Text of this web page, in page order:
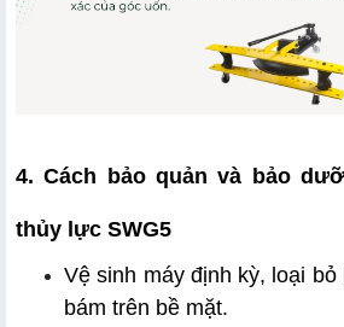
4. Cách bảo quản và bảo
thủy lực SWG5
Vệ sinh máy định kỳ, loại
bám trên bề mặt.